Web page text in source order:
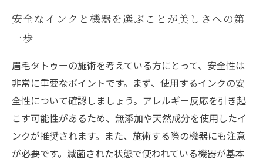
安全なインクと機器を選ぶことが美しさへの第
一歩
眉毛タトゥーの施術を考えている方にとって、安全性は
非常に重要なポイントです。まず、使用するインクの安
全性について確認しましょう。アレルギー反応を引き起
こす可能性があるため、無添加や天然成分を使用したイ
ンクが推奨されます。また、施術する際の機器にも注意
が必要です。滅菌された状態で使われている機器が基本